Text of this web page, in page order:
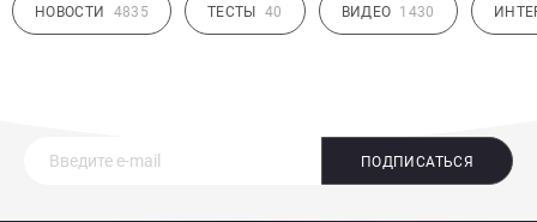
НОВОСТИ 4835 ТЕСТЫ 40 ВИДЕО 1430
ПОДПИСАТЬСЯ